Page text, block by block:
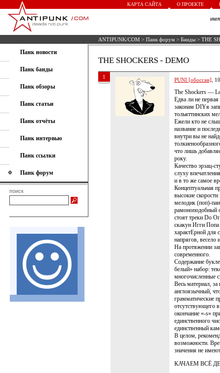
КАРТА САЙТА О ПРОЕКТЕ
ANTIPUNK/COM > Панк форум > Банды > THE
Панк новости
Панк банды
Панк обзоры
Панк статьи
Панк отчёты
Панк интервью
Панк ссылки
Панк форум
поиск
THE SHOCKERS - DEMO
1 PUNI [обоссан] ,
The Shockers —
Едва ли не первая
законам DIYя
тольяттинских
Ежели кто не
название и
внутри вы не
что лишь
року.
Качество эрзац-
слуху
и в то же самое
Концептуальная
высокие
мелодик (поп)-
рамоноподобный
стоят треки Do
скакун Игги
характЕрной для
напрягов, весело
На протяжении
современного.
Содержание
белый» набор:
многочисленные
Весь материал,
англоязычный,
грамматические
отсутствующего
окончание «-s»
единственного
единственный
В целом,
возможности.
значения не
КАЧАЕМ ВСЁ